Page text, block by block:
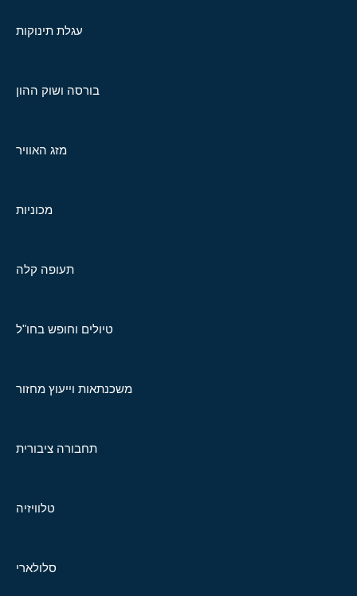
עגלת תינוקות
בורסה ושוק ההון
מזג האוויר
מכוניות
תעופה קלה
טיולים וחופש בחו"ל
משכנתאות וייעוץ מחזור
תחבורה ציבורית
טלוויזיה
סלולארי